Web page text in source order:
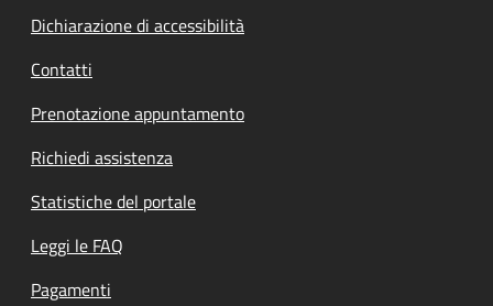
Dichiarazione di accessibilità
Contatti
Prenotazione appuntamento
Richiedi assistenza
Statistiche del portale
Leggi le FAQ
Pagamenti